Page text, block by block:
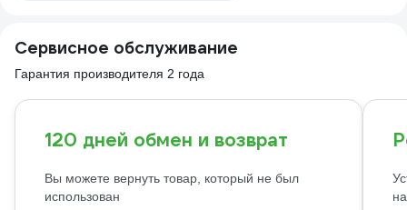
Сервисное обслуживание
Гарантия производителя 2 года
120 дней обмен и возврат
Вы можете вернуть товар, который не был
использован